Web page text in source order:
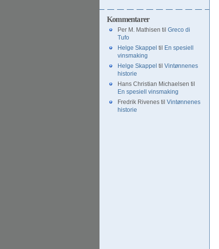
Kommentarer
Per M. Mathisen til Greco di
Tufo
Helge Skappel til
En spesiell
vinsmaking
Helge Skappel til Vintønnenes
historie
Hans Christian Michaelsen til
En spesiell vinsmaking
Fredrik Rivenes til Vintønnenes
historie